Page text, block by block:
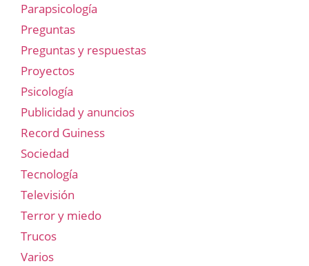
Parapsicología
Preguntas
Preguntas y respuestas
Proyectos
Psicología
Publicidad y anuncios
Record Guiness
Sociedad
Tecnología
Televisión
Terror y miedo
Trucos
Varios